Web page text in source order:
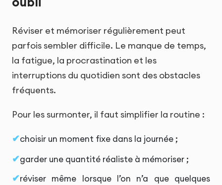
Réviser et mémoriser régulièrement peut
parfois sembler difficile. Le manque de temps,
la fatigue, la procrastination et les
interruptions du quotidien sont des obstacles
fréquents.
Pour les surmonter, il faut simplifier la routine :
choisir un moment fixe dans la journée ;
garder une quantité réaliste à mémoriser ;
réviser même lorsque l’on n’a que quelques